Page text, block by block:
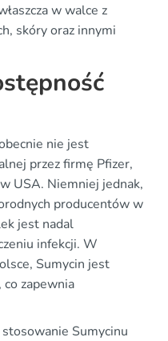
w walce z
skóry oraz innymi
nie jest
przez firmę Pfizer,
USA. Niemniej jednak,
producentów w
jest nadal
infekcji. W
Sumycin jest
zapewnia
Sumycinu